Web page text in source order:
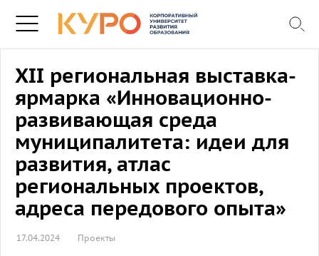
XII региональная выставка-
ярмарка «Инновационно-
развивающая среда
муниципалитета: идеи для
развития, атлас
региональных проектов,
адреса передового опыта»
17.04.2024 Проекты